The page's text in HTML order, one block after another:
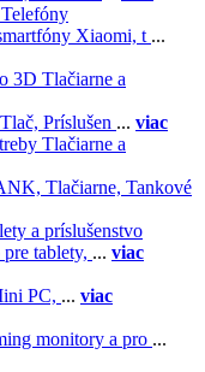
Xiaomi, t ...
3D Tlačiarne a
Príslušen ... viac
Tlačiarne a
Tlačiarne, Tankové
a príslušenstvo
tablety, ... viac
PC, ... viac
monitory a pro ...